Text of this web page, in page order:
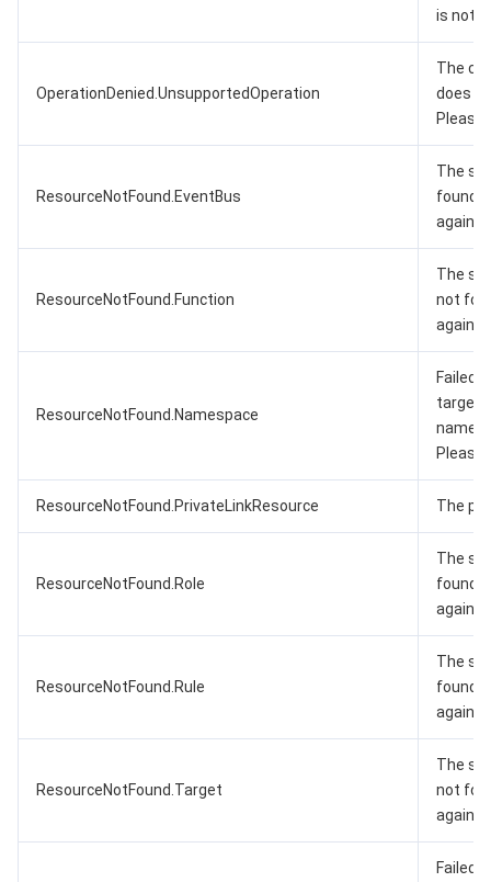
is not
OperationDenied.UnsupportedOperation
The
does
Please
ResourceNotFound.EventBus
The
found.
again.
ResourceNotFound.Function
The
not
again.
ResourceNotFound.Namespace
Failed
target,
Please
ResourceNotFound.PrivateLinkResource The
ResourceNotFound.Role
The
found.
again.
ResourceNotFound.Rule
The
found.
again.
ResourceNotFound.Target
The
not
again.
Failed